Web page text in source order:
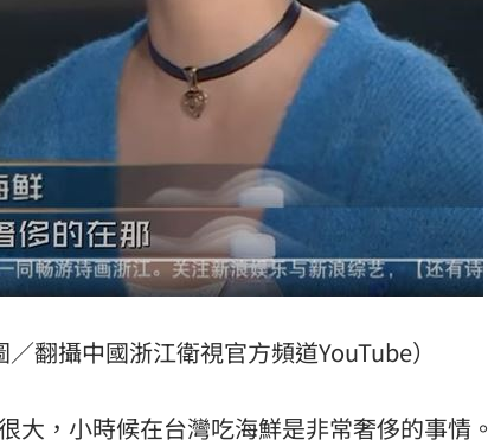
／翻攝中國浙江衛視官方頻道YouTube）
，小時候在台灣吃海鮮是非常奢侈的事情。